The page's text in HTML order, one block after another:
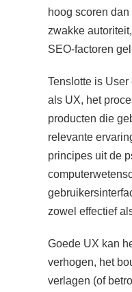
hoog scoren
zwakke
SEO-factoren
Tenslotte is
als UX, het
producten die
relevante
principes uit de
zowel effectief
Goede UX kan
verhogen, het
verlagen (of